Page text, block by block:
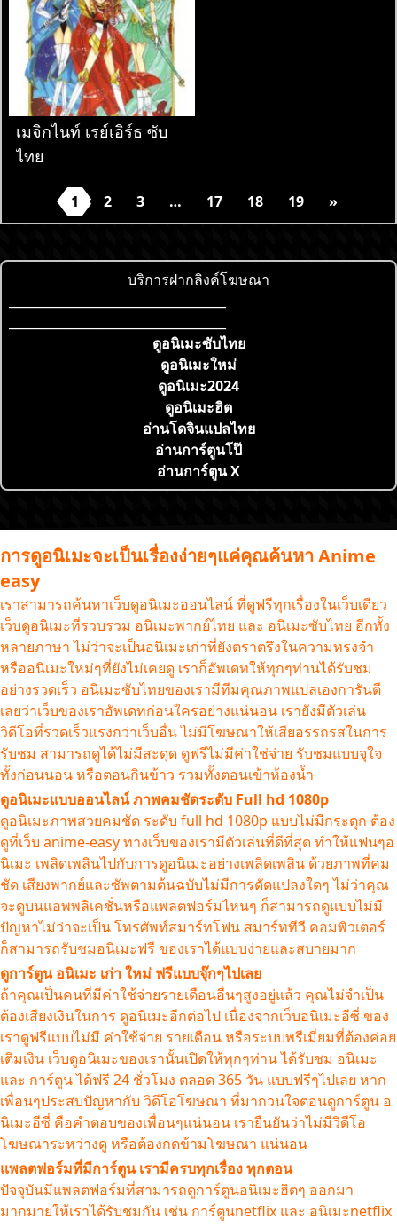
เมจิกไนท์ เรย์เอิร์ธ ซับ
ไทย
1 2 3 … 17 18 19 »
บริการฝากลิงค์โฆษณา
ดูอนิเมะซับไทย
ดูอนิเมะใหม่
ดูอนิเมะ2024
ดูอนิเมะฮิต
อ่านโดจินแปลไทย
อ่านการ์ตูนโป๊
อ่านการ์ตูน X
การดูอนิเมะจะเป็นเรื่องง่ายๆแค่คุณค้นหา Anime
easy
เราสามารถค้นหาเว็บดูอนิเมะออนไลน์ ที่ดูฟรีทุกเรื่องในเว็บเดียว
เว็บดูอนิเมะที่รวบรวม อนิเมะพากย์ไทย และ อนิเมะซับไทย อีกทั้ง
หลายภาษา ไม่ว่าจะเป็นอนิเมะเก่าที่ยังตราตรึงในความทรงจำ
หรืออนิเมะใหม่ๆที่ยังไม่เคยดู เราก็อัพเดทให้ทุกๆท่านได้รับชม
อย่างรวดเร็ว อนิเมะซับไทยของเรามีทีมคุณภาพแปลเองการันตี
เลยว่าเว็บของเราอัพเดทก่อนใครอย่างแน่นอน เรายังมีตัวเล่น
วิดีโอที่รวดเร็วแรงกว่าเว็บอื่น ไม่มีโฆษณาให้เสียอรรถรสในการ
รับชม สามารถดูได้ไม่มีสะดุด ดูฟรีไม่มีค่าใช่จ่าย รับชมแบบจุใจ
ทั้งก่อนนอน หรือตอนกินข้าว รวมทั้งตอนเข้าห้องน้ำ
ดูอนิเมะแบบออนไลน์ ภาพคมชัดระดับ Full hd 1080p
ดูอนิเมะภาพสวยคมชัด ระดับ full hd 1080p แบบไม่มีกระตุก ต้อง
ดูที่เว็บ anime-easy ทางเว็บของเรามีตัวเล่นที่ดีที่สุด ทำให้แฟนๆอ
นิเมะ เพลิดเพลินไปกับการดูอนิเมะอย่างเพลิดเพลิน ด้วยภาพที่คม
ชัด เสียงพากย์และซัพตามต้นฉบับไม่มีการดัดแปลงใดๆ ไม่ว่าคุณ
จะดูบนแอพพลิเคชั่นหรือแพลตฟอร์มไหนๆ ก็สามารถดูแบบไม่มี
ปัญหาไม่ว่าจะเป็น โทรศัพท์สมาร์ทโฟน สมาร์ททีวี คอมพิวเตอร์
ก็สามารถรับชมอนิเมะฟรี ของเราได้แบบง่ายและสบายมาก
ดูการ์ตูน อนิเมะ เก่า ใหม่ ฟรีแบบจุ๊กๆไปเลย
ถ้าคุณเป็นคนที่มีค่าใช้จ่ายรายเดือนอื่นๆสูงอยู่แล้ว คุณไม่จำเป็น
ต้องเสียงเงินในการ ดูอนิเมะอีกต่อไป เนื่องจากเว็บอนิเมะอีซี่ ของ
เราดูฟรีแบบไม่มี ค่าใช้จ่าย รายเดือน หรือระบบพรีเมี่ยมที่ต้องค่อย
เติมเงิน เว็บดูอนิเมะของเรานั้นเปิดให้ทุกๆท่าน ได้รับชม อนิเมะ
และ การ์ตูน ได้ฟรี 24 ชั่วโมง ตลอด 365 วัน แบบฟรีๆไปเลย หาก
เพื่อนๆประสบปัญหากับ วิดีโอโฆษณา ที่มากวนใจตอนดูการ์ตูน อ
นิเมะอีซี่ คือคำตอบของเพื่อนๆแน่นอน เรายืนยันว่าไม่มีวิดีโอ
โฆษณาระหว่างดู หรือต้องกดข้ามโฆษณา แน่นอน
แพลตฟอร์มที่มีการ์ตูน เรามีครบทุกเรื่อง ทุกตอน
ปัจจุบันมีแพลตฟอร์มที่สามารถดูการ์ตูนอนิเมะฮิตๆ ออกมา
มากมายให้เราได้รับชมกัน เช่น การ์ตูนnetflix และ อนิเมะnetflix